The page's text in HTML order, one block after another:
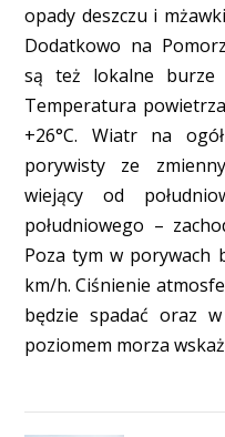
opady deszczu i
Dodatkowo na
są też lokalne
Temperatura
+26°C. Wiatr na
porywisty ze
wiejący od
południowego –
Poza tym w porywach
km/h. Ciśnienie
będzie spadać oraz
poziomem morza